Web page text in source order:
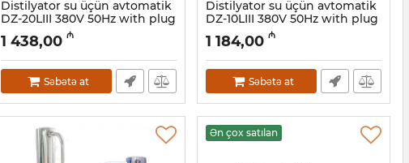
Distilyator su üçün avtomatik
DZ-20LIII 380V 50Hz with plug
Artikul: 015001029
1 438,00 ₼
Səbətə at
Distilyator su üçün avtomatik
DZ-10LIII 380V 50Hz with plug
Artikul: 015001028
1 184,00 ₼
Səbətə at
Ən çox satılan